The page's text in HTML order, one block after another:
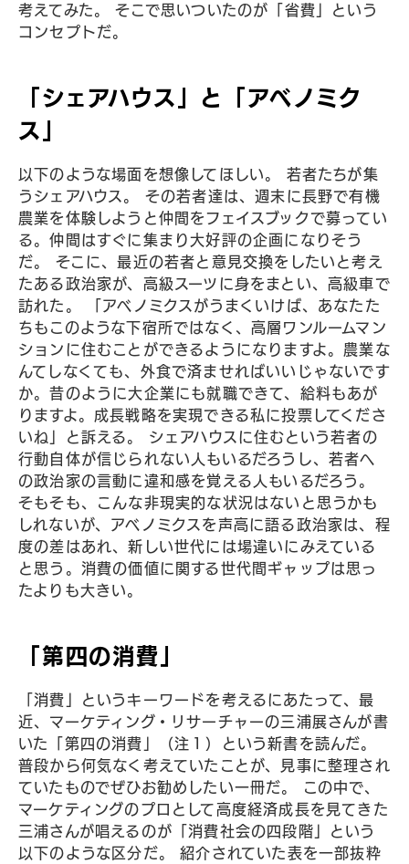
考えてみた。 そこで思いついたのが「省費」という
コンセプトだ。
「シェアハウス」と「アベノミク
ス」
以下のような場面を想像してほしい。 若者たちが集
うシェアハウス。 その若者達は、週末に長野で有機
農業を体験しようと仲間をフェイスブックで募ってい
る。仲間はすぐに集まり大好評の企画になりそう
だ。 そこに、最近の若者と意見交換をしたいと考え
たある政治家が、高級スーツに身をまとい、高級車で
訪れた。 「アベノミクスがうまくいけば、あなたた
ちもこのような下宿所ではなく、高層ワンルームマン
ションに住むことができるようになりますよ。農業な
んてしなくても、外食で済ませればいいじゃないです
か。昔のように大企業にも就職できて、給料もあが
りますよ。成長戦略を実現できる私に投票してくださ
いね」と訴える。 シェアハウスに住むという若者の
行動自体が信じられない人もいるだろうし、若者へ
の政治家の言動に違和感を覚える人もいるだろう。
そもそも、こんな非現実的な状況はないと思うかも
しれないが、アベノミクスを声高に語る政治家は、程
度の差はあれ、新しい世代には場違いにみえている
と思う。消費の価値に関する世代間ギャップは思っ
たよりも大きい。
「第四の消費」
「消費」というキーワードを考えるにあたって、最
近、マーケティング・リサーチャーの三浦展さんが書
いた「第四の消費」（注１）という新書を読んだ。
普段から何気なく考えていたことが、見事に整理され
ていたものでぜひお勧めしたい一冊だ。 この中で、
マーケティングのプロとして高度経済成長を見てきた
三浦さんが唱えるのが「消費社会の四段階」という
以下のような区分だ。 紹介されていた表を一部抜粋